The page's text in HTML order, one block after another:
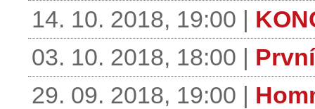
14. 10. 2018, 19:00 |
03. 10. 2018, 18:00 |
29. 09. 2018, 19:00 |